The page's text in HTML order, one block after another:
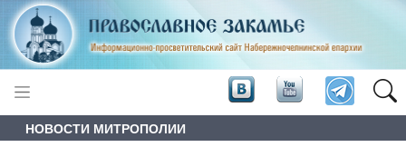
НОВОСТИ МИТРОПОЛИИ